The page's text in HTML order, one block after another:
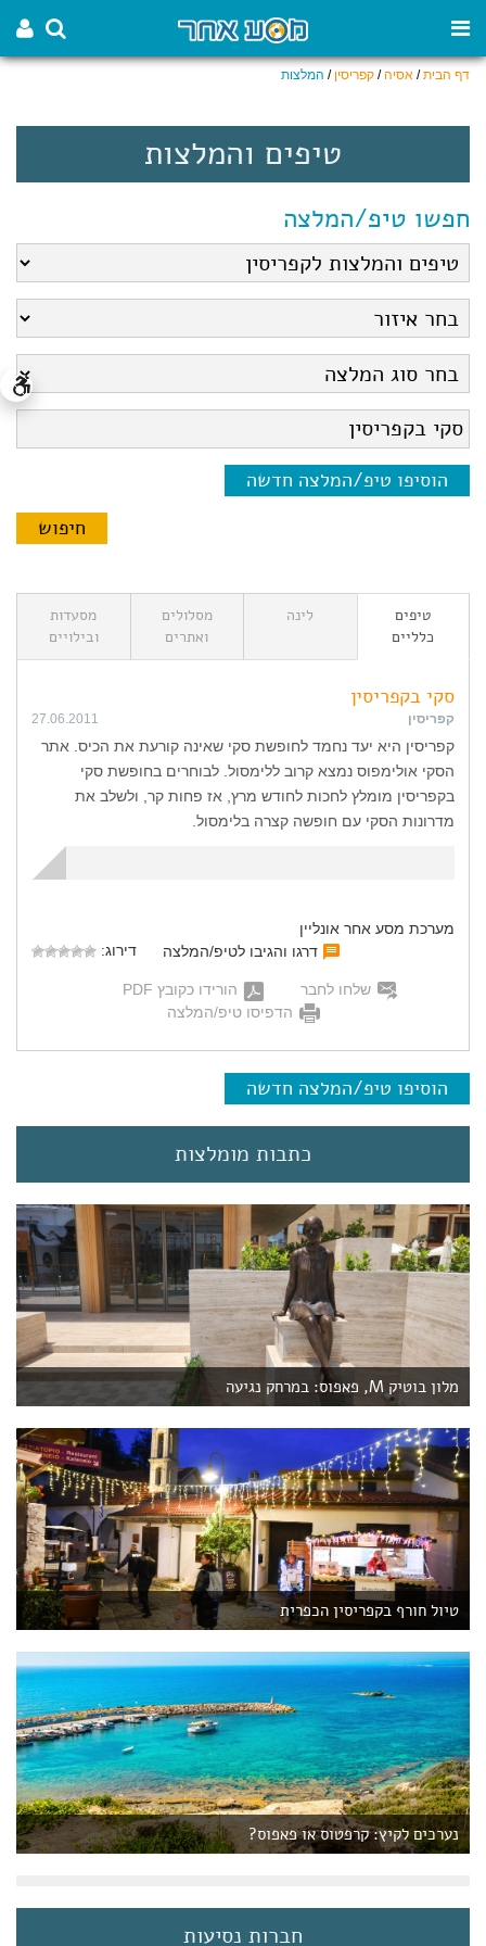
דף הבית/ אסיה/ קפריסין / המלצות
טיפים והמלצות
חפשו טיפ/המלצה
הוסיפו טיפ/המלצה חדשה
טיפים
כלליים
לינה
מסלולים
ואתרים
מסעדות
ובילויים
סקי בקפריסין
קפריסין 27.06.2011
קפריסין היא יעד נחמד לחופשת סקי שאינה קורעת את הכיס. אתר
הסקי אולימפוס נמצא קרוב ללימסול. לבוחרים בחופשת סקי
בקפריסין מומלץ לחכות לחודש מרץ, אז פחות קר, ולשלב את
מדרונות הסקי עם חופשה קצרה בלימסול.
מערכת מסע אחר אונליין
דרגו והגיבו לטיפ/המלצה
דירוג:
שלחו לחבר
הורידו כקובץ PDF
הדפיסו טיפ/המלצה
הוסיפו טיפ/המלצה חדשה
כתבות מומלצות
מלון בוטיק M, פאפוס: במרחק נגיעה
טיול חורף בקפריסין הכפרית
נערכים לקיץ: קרפטוס או פאפוס?
חברות נסיעות